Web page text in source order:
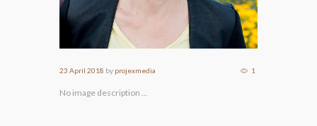
23 April 2018 by projexmedia 1
No image description ...